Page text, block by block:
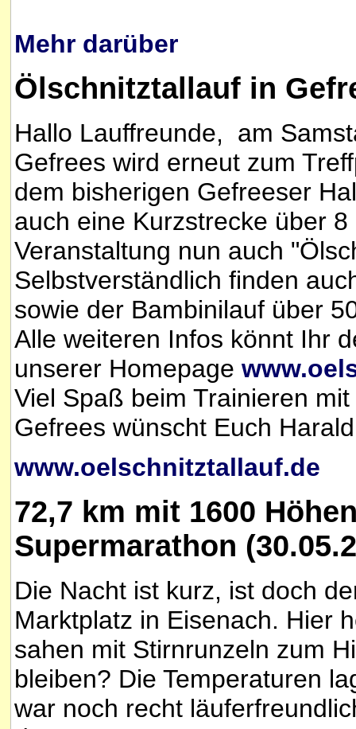
Mehr darüber
Ölschnitztallauf in
Hallo Lauffreunde, am
Gefrees wird erneut zum
dem bisherigen Gefreeser
auch eine Kurzstrecke über
Veranstaltung nun auch
Selbstverständlich finden
sowie der Bambinilauf über
Alle weiteren Infos könnt Ihr
unserer Homepage
Viel Spaß beim Trainieren
Gefrees wünscht Euch
www.oelschnitztallauf.de
72,7 km mit 1600
Supermarathon
Die Nacht ist kurz, ist doch
Marktplatz in Eisenach. Hier
sahen mit Stirnrunzeln zum
bleiben? Die Temperaturen
war noch recht